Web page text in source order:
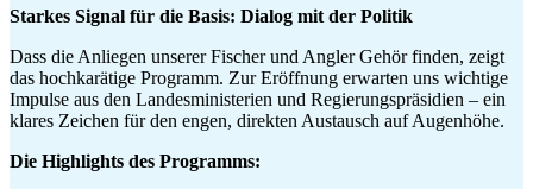
Starkes Signal für die Basis: Dialog mit der Politik
Dass die Anliegen unserer Fischer und Angler Gehör finden, zeigt
das hochkarätige Programm. Zur Eröffnung erwarten uns wichtige
Impulse aus den Landesministerien und Regierungspräsidien – ein
klares Zeichen für den engen, direkten Austausch auf Augenhöhe.
Die Highlights des Programms: